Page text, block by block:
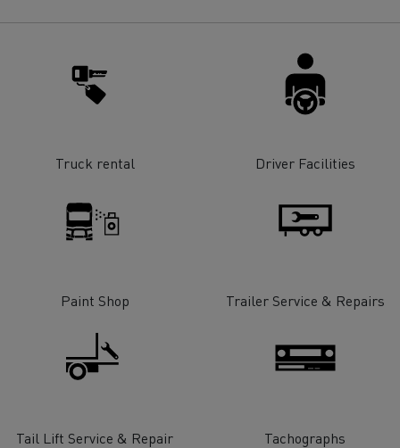
Truck rental Driver Facilities
Paint Shop Trailer Service & Repairs
Tail Lift Service & Repair Tachographs